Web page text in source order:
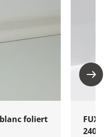
blanc foliert
FUXX